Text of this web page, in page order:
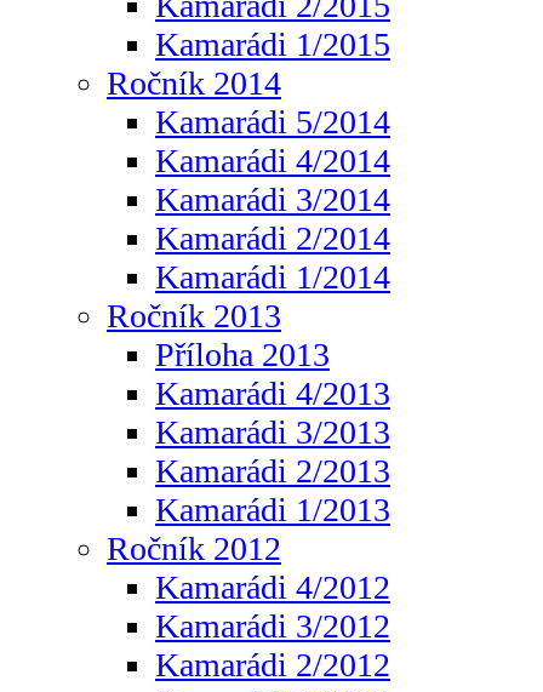
Kamarádi 1/2015
Ročník 2014
Kamarádi 5/2014
Kamarádi 4/2014
Kamarádi 3/2014
Kamarádi 2/2014
Kamarádi 1/2014
Ročník 2013
Příloha 2013
Kamarádi 4/2013
Kamarádi 3/2013
Kamarádi 2/2013
Kamarádi 1/2013
Ročník 2012
Kamarádi 4/2012
Kamarádi 3/2012
Kamarádi 2/2012